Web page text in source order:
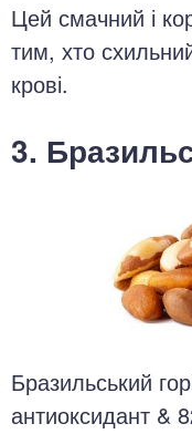
Цей смачний і
тим, хто
крові.
3.
Бразильський
антиоксидант &